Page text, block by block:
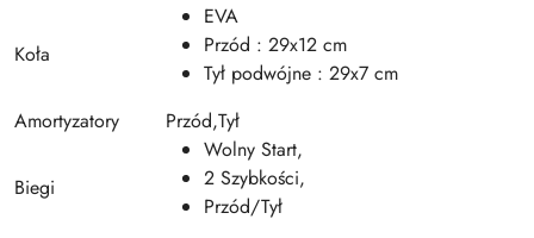
Koła
EVA
Przód : 29x12 cm
Tył podwójne : 29x7 cm
Amortyzatory
Przód,Tył
Biegi
Wolny Start,
2 Szybkości,
Przód/Tył